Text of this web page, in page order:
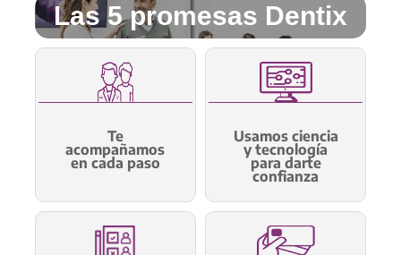
Las 5 promesas Dentix
Te
acompañamos
en cada paso
Usamos ciencia
y tecnología
para darte
confianza